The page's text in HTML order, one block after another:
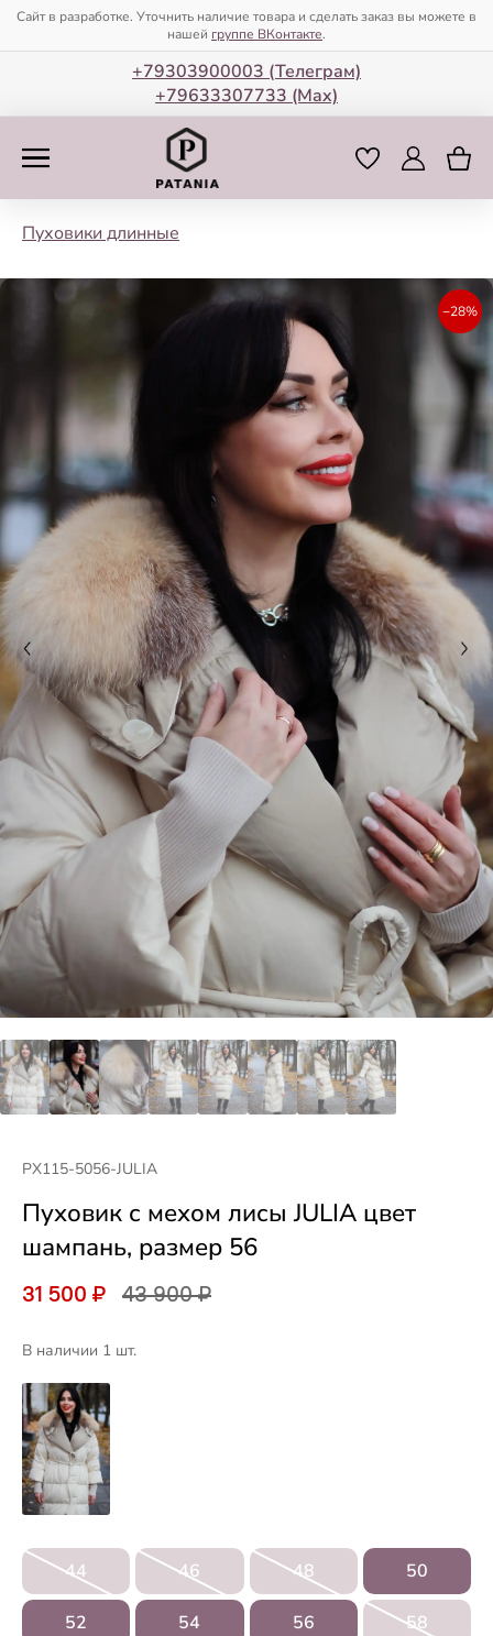
Сайт в разработке. Уточнить наличие товара и сделать заказ вы можете в
нашей группе ВКонтакте.
+79303900003 (Телеграм)
+79633307733 (Мax)
Пуховики длинные
−28%
PX115-5056-JULIA
Пуховик с мехом лисы JULIA цвет
шампань, размер 56
31 500 ₽ 43 900 ₽
В наличии 1 шт.
44 46 48 50
52 54 56 58